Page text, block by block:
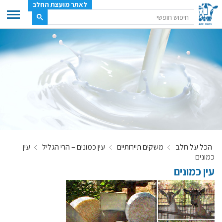
ענף החלב
מועצת החלב
משק החלב
תעשיית החלב
רשימת המחלבות
לאתר יצרני החלב
מחלקות המועצה, עיקרי עיסוקן
מפת הרפתות, הדירים והמחלבות
רשימת טלפונים – מועצת החלב
לאתר מועצת החלב
הכל על חלב משקים תיירותיים עין כמונים – הרי הגליל
עין
כמונים
עין כמונים